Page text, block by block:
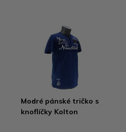
Modré pánské tričko s
knoflíčky Kolton